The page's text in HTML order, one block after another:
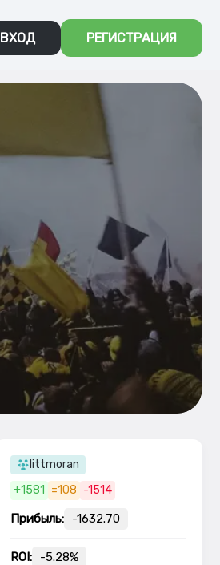
ВХОД РЕГИСТРАЦИЯ
littmoran
+1581
=108 -1514
Прибыль: -1632.70
ROI: -5.28%